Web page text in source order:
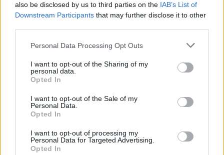
also be disclosed by us to third parties on the IAB’s List of
Downstream Participants that may further disclose it to other
Please note that this website/app uses one or more Google
not limited to your visit or usage behaviour. You may click to
grant or deny consent to Google and its third-party tags to
use your data for below specified purposes in below Google
consent section.
Personal Data Processing Opt Outs
I want to opt-out of the Sharing of my
personal data.
Opted In
I want to opt-out of the Sale of my
Personal Data.
Opted In
I want to opt-out of processing my
Personal Data for Targeted Advertising.
Opted In
Αν τα χάσατε